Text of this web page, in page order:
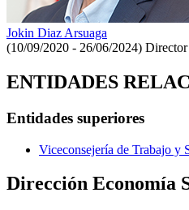
Jokin Diaz Arsuaga
(10/09/2020 - 26/06/2024) Director
ENTIDADES
Entidades superiores
Viceconsejería de Trabajo y
Dirección Economía